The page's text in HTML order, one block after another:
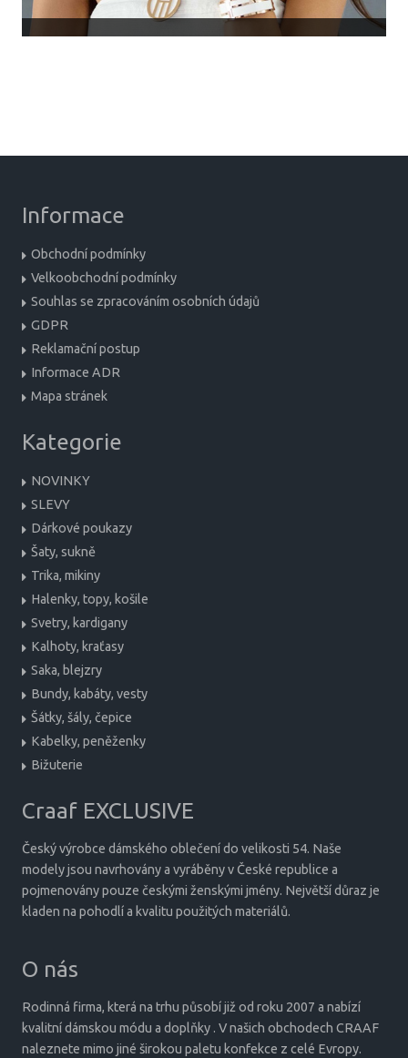
Informace
Obchodní podmínky
Velkoobchodní podmínky
Souhlas se zpracováním osobních údajů
GDPR
Reklamační postup
Informace ADR
Mapa stránek
Kategorie
NOVINKY
SLEVY
Dárkové poukazy
Šaty, sukně
Trika, mikiny
Halenky, topy, košile
Svetry, kardigany
Kalhoty, kraťasy
Saka, blejzry
Bundy, kabáty, vesty
Šátky, šály, čepice
Kabelky, peněženky
Bižuterie
Craaf EXCLUSIVE
Český výrobce dámského oblečení do velikosti 54. Naše
modely jsou navrhovány a vyráběny v České republice a
pojmenovány pouze českými ženskými jmény. Největší důraz je
kladen na pohodlí a kvalitu použitých materiálů.
O nás
Rodinná firma, která na trhu působí již od roku 2007 a nabízí
kvalitní dámskou módu a doplňky . V našich obchodech CRAAF
naleznete mimo jiné širokou paletu konfekce z celé Evropy.